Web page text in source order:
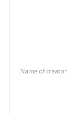
Name of creator